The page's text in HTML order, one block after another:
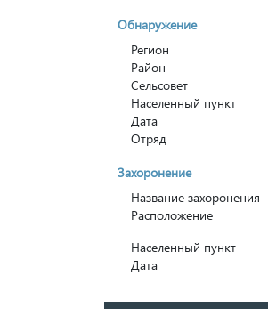
Обнаружение
Регион
Район
Сельсовет
Населенный пункт
Дата
Отряд
Захоронение
Название захоронения
Расположение
Населенный пункт
Дата